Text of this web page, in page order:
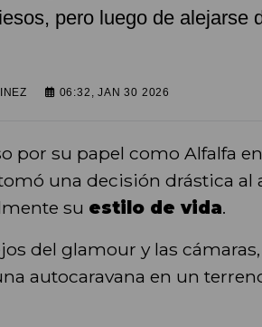
pero luego de alejarse
06:32, JAN 30 2026
por su papel como Alfalfa
una decisión drástica al
su estilo de vida.
del glamour y las
autocaravana en un